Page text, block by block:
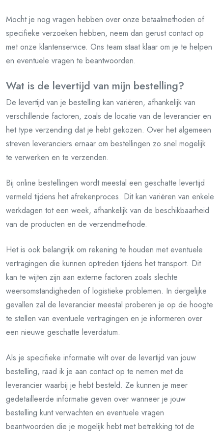
Mocht je nog vragen hebben over onze betaalmethoden of
specifieke verzoeken hebben, neem dan gerust contact op
met onze klantenservice. Ons team staat klaar om je te helpen
en eventuele vragen te beantwoorden.
Wat is de levertijd van mijn bestelling?
De levertijd van je bestelling kan variëren, afhankelijk van
verschillende factoren, zoals de locatie van de leverancier en
het type verzending dat je hebt gekozen. Over het algemeen
streven leveranciers ernaar om bestellingen zo snel mogelijk
te verwerken en te verzenden.
Bij online bestellingen wordt meestal een geschatte levertijd
vermeld tijdens het afrekenproces. Dit kan variëren van enkele
werkdagen tot een week, afhankelijk van de beschikbaarheid
van de producten en de verzendmethode.
Het is ook belangrijk om rekening te houden met eventuele
vertragingen die kunnen optreden tijdens het transport. Dit
kan te wijten zijn aan externe factoren zoals slechte
weersomstandigheden of logistieke problemen. In dergelijke
gevallen zal de leverancier meestal proberen je op de hoogte
te stellen van eventuele vertragingen en je informeren over
een nieuwe geschatte leverdatum.
Als je specifieke informatie wilt over de levertijd van jouw
bestelling, raad ik je aan contact op te nemen met de
leverancier waarbij je hebt besteld. Ze kunnen je meer
gedetailleerde informatie geven over wanneer je jouw
bestelling kunt verwachten en eventuele vragen
beantwoorden die je mogelijk hebt met betrekking tot de